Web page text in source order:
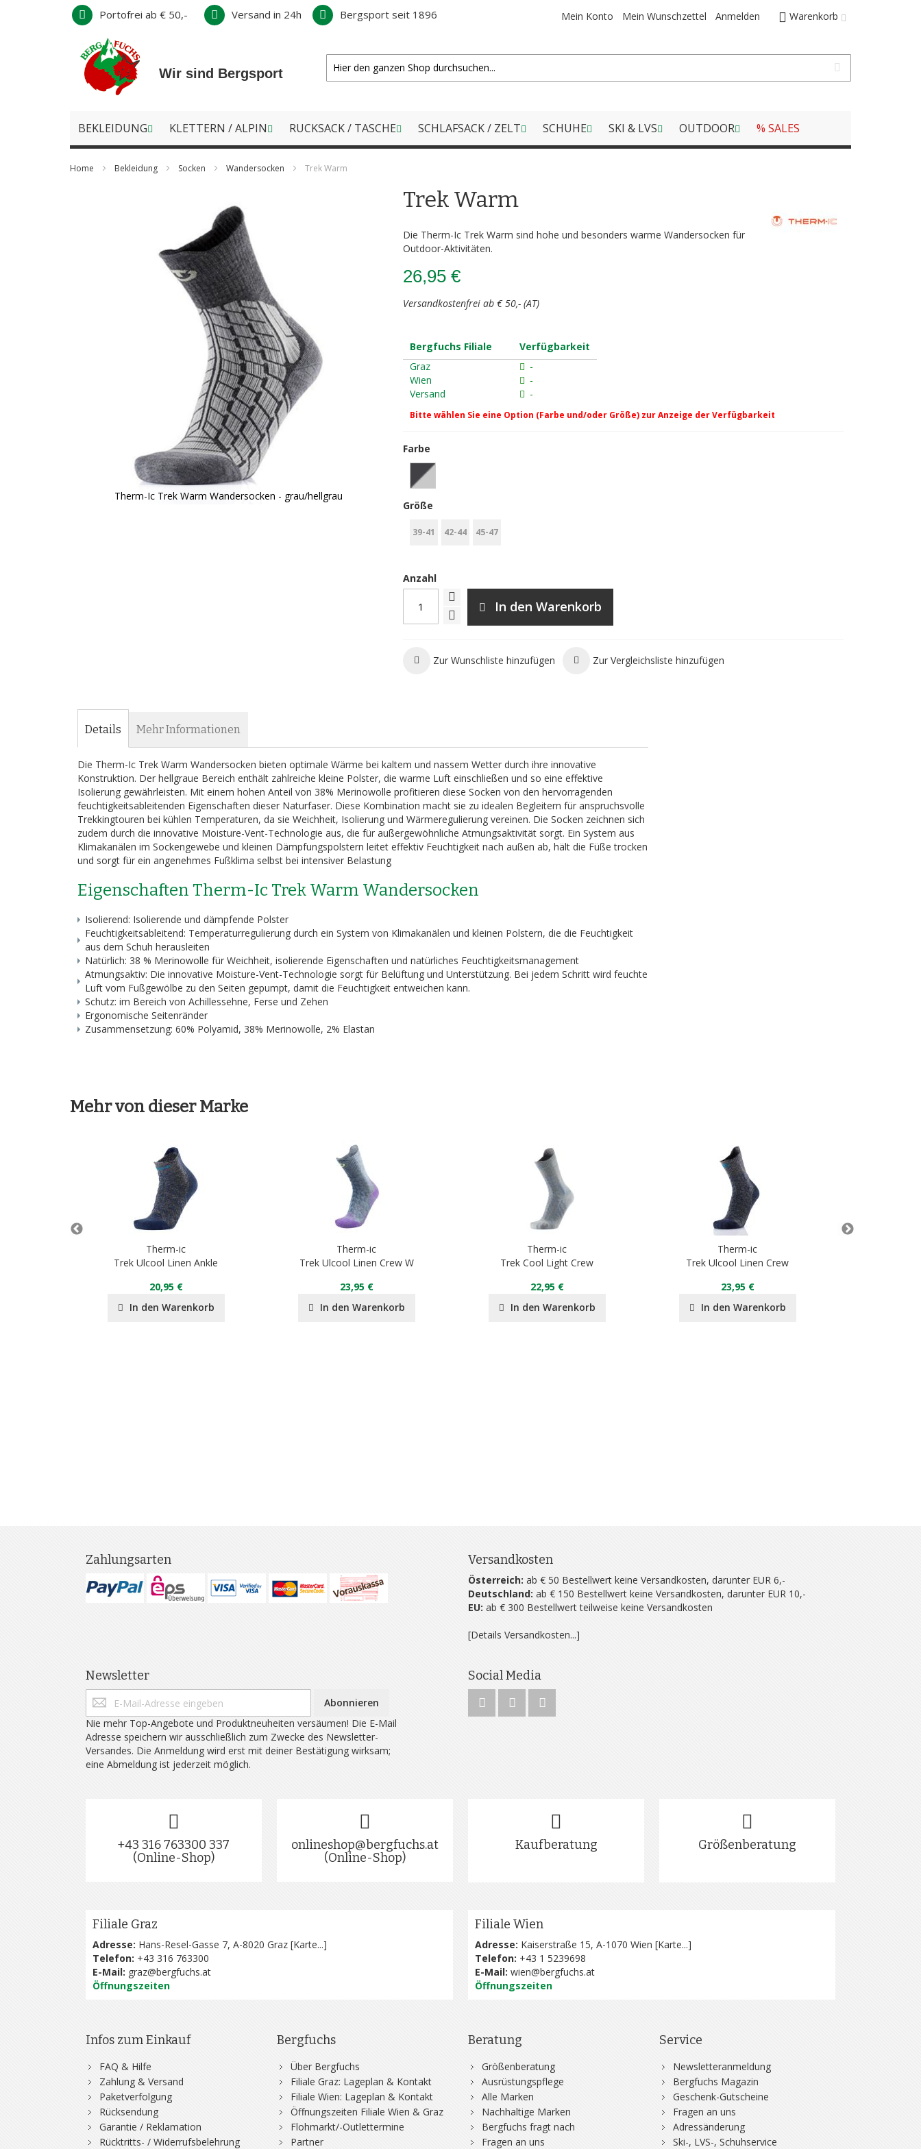
Direkt
Inhalt
Warenkorb
Mein Konto Mein Wunschzettel Anmelden
Portofrei ab € 50,- Versand in 24h Bergsport seit 1896
Wir sind Bergsport
BEKLEIDUNG KLETTERN / ALPIN RUCKSACK / TASCHE SCHLAFSACK / ZELT SCHUHE SKI & LVS OUTDOOR % SALES
Home Bekleidung Socken Wandersocken Trek Warm
Therm-Ic Trek Warm Wandersocken - grau/hellgrau
Trek Warm
Die Therm-Ic Trek Warm sind hohe und besonders warme Wandersocken für
Outdoor-Aktivitäten.
26,95 €
Versandkostenfrei ab € 50,- (AT)
Bergfuchs Filiale
Verfügbarkeit
Graz
-
Wien
-
Versand
-
Bitte wählen Sie eine Option (Farbe und/oder Größe) zur Anzeige der Verfügbarkeit
Farbe
Größe
39-41 42-44 45-47
Anzahl
In den Warenkorb
Zur Wunschliste hinzufügen Zur Vergleichsliste hinzufügen
Details
Die Therm-Ic Trek Warm Wandersocken bieten optimale Wärme bei kaltem und nassem Wetter durch ihre innovative
Konstruktion. Der hellgraue Bereich enthält zahlreiche kleine Polster, die warme Luft einschließen und so eine effektive
Isolierung gewährleisten. Mit einem hohen Anteil von 38% Merinowolle profitieren diese Socken von den hervorragenden
feuchtigkeitsableitenden Eigenschaften dieser Naturfaser. Diese Kombination macht sie zu idealen Begleitern für anspruchsvolle
Trekkingtouren bei kühlen Temperaturen, da sie Weichheit, Isolierung und Wärmeregulierung vereinen. Die Socken zeichnen sich
zudem durch die innovative Moisture-Vent-Technologie aus, die für außergewöhnliche Atmungsaktivität sorgt. Ein System aus
Klimakanälen im Sockengewebe und kleinen Dämpfungspolstern leitet effektiv Feuchtigkeit nach außen ab, hält die Füße trocken
und sorgt für ein angenehmes Fußklima selbst bei intensiver Belastung
Eigenschaften Therm-Ic Trek Warm Wandersocken
Isolierend: Isolierende und dämpfende Polster
Feuchtigkeitsableitend: Temperaturregulierung durch ein System von Klimakanälen und kleinen Polstern, die die Feuchtigkeit
aus dem Schuh herausleiten
Natürlich: 38 % Merinowolle für Weichheit, isolierende Eigenschaften und natürliches Feuchtigkeitsmanagement
Atmungsaktiv: Die innovative Moisture-Vent-Technologie sorgt für Belüftung und Unterstützung. Bei jedem Schritt wird feuchte
Luft vom Fußgewölbe zu den Seiten gepumpt, damit die Feuchtigkeit entweichen kann.
Schutz: im Bereich von Achillessehne, Ferse und Zehen
Ergonomische Seitenränder
Zusammensetzung: 60% Polyamid, 38% Merinowolle, 2% Elastan
Mehr Informationen
Mehr von dieser Marke
Therm-ic
Trek Ulcool Linen Ankle
20,95 €
In den Warenkorb
Therm-ic
Trek Ulcool Linen Crew W
23,95 €
In den Warenkorb
Therm-ic
Trek Cool Light Crew
22,95 €
In den Warenkorb
Therm-ic
Trek Ulcool Linen Crew
23,95 €
In den Warenkorb
Zahlungsarten Versandkosten
Österreich: ab € 50 Bestellwert keine Versandkosten, darunter EUR 6,-
Deutschland: ab € 150 Bestellwert keine Versandkosten, darunter EUR 10,-
EU: ab € 300 Bestellwert teilweise keine Versandkosten
[Details Versandkosten...]
Newsletter
Abonnieren
Nie mehr Top-Angebote und Produktneuheiten versäumen! Die E-Mail
Adresse speichern wir ausschließlich zum Zwecke des Newsletter-
Versandes. Die Anmeldung wird erst mit deiner Bestätigung wirksam;
eine Abmeldung ist jederzeit möglich.
Social Media
+43 316 763300 337
(Online-Shop)
onlineshop@bergfuchs.at
(Online-Shop)
Kaufberatung Größenberatung
Filiale Graz
Adresse: Hans-Resel-Gasse 7, A-8020 Graz [Karte...]
Telefon: +43 316 763300
E-Mail: graz@bergfuchs.at
Öffnungszeiten
Filiale Wien
Adresse: Kaiserstraße 15, A-1070 Wien [Karte...]
Telefon: +43 1 5239698
E-Mail: wien@bergfuchs.at
Öffnungszeiten
Infos zum Einkauf
FAQ & Hilfe
Zahlung & Versand
Paketverfolgung
Rücksendung
Garantie / Reklamation
Rücktritts- / Widerrufsbelehrung
Bergfuchs
Über Bergfuchs
Filiale Graz: Lageplan & Kontakt
Filiale Wien: Lageplan & Kontakt
Öffnungszeiten Filiale Wien & Graz
Flohmarkt/-Outlettermine
Partner
Beratung
Größenberatung
Ausrüstungspflege
Alle Marken
Nachhaltige Marken
Bergfuchs fragt nach
Fragen an uns
Service
Newsletteranmeldung
Bergfuchs Magazin
Geschenk-Gutscheine
Fragen an uns
Adressänderung
Ski-, LVS-, Schuhservice